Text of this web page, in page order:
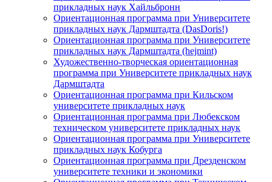
прикладных наук Хайльбронн
Ориентационная программа при Университете
прикладных наук Дармштадта (DasDoris!)
Ориентационная программа при Университете
прикладных наук Дармштадта (hejmint)
Художественно-творческая ориентационная
программа при Университете прикладных наук
Дармштадта
Ориентационная программа при Кильском
университете прикладных наук
Ориентационная программа при Любекском
техническом университете прикладных наук
Ориентационная программа при Университете
прикладных наук Кобурга
Ориентационная программа при Дрезденском
университете техники и экономики